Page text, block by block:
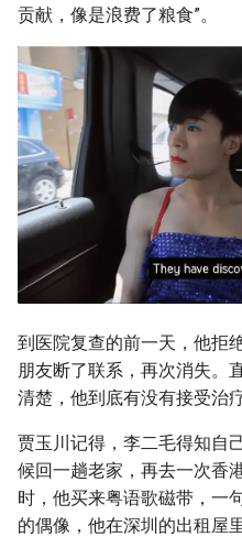
贡献，像是浪费了粮食”。
到医院复查的前一天，他拒
朋友断了联系，再次消失。
清楚，他到底有没有接受治
贾玉川记得，李二毛得知自
候回一趟老家，再去一次香
时，他买来粤语歌磁带，一
的偶像，他在深圳的出租屋